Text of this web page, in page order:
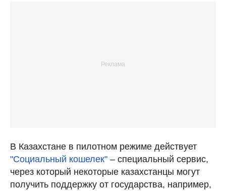
В Казахстане в пилотном режиме действует
"Социальный кошелек" – специальный сервис,
через который некоторые казахстанцы могут
получить поддержку от государства, например,